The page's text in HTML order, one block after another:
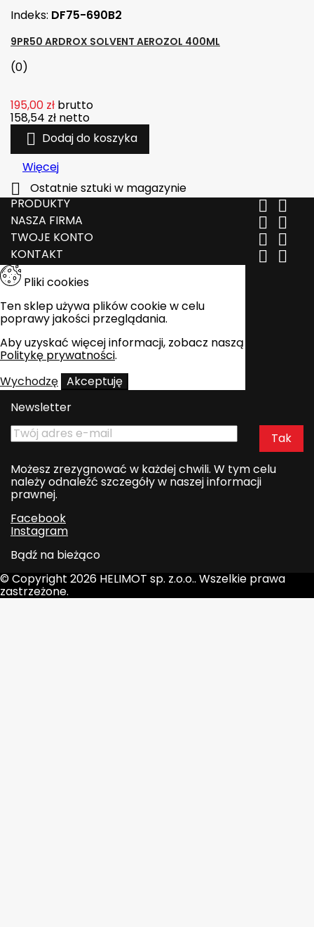
Indeks: DF75-690B2
9PR50 ARDROX SOLVENT AEROZOL 400ML
(0)
195,00 zł brutto
158,54 zł netto
 Dodaj do koszyka
Więcej

Ostatnie sztuki w magazynie
PRODUKTY
 
NASZA FIRMA  
TWOJE KONTO  
KONTAKT  
Pliki cookies
Ten sklep używa plików cookie w celu
poprawy jakości przeglądania.
Aby uzyskać więcej informacji, zobacz naszą
Politykę prywatności.
Wychodzę Akceptuję
Newsletter
Możesz zrezygnować w każdej chwili. W tym celu
należy odnaleźć szczegóły w naszej informacji
prawnej.
Facebook
Instagram
Bądź na bieżąco
© Copyright 2026 HELIMOT sp. z.o.o.. Wszelkie prawa
zastrzeżone.